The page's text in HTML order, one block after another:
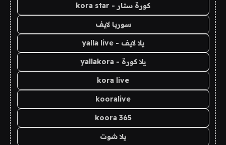
كورة ستار - kora star
سوريا لايف
يلا لايف - yalla live
يلا كورة - yallakora
kora live
kooralive
koora 365
يلا شوت